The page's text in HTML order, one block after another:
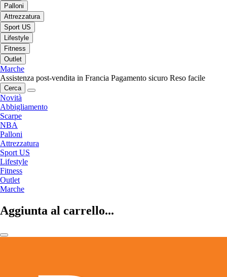
Palloni
Attrezzatura
Sport US
Lifestyle
Fitness
Outlet
Marche
Assistenza post-vendita in Francia Pagamento sicuro Reso facile
Cerca
Novità
Abbigliamento
Scarpe
NBA
Palloni
Attrezzatura
Sport US
Lifestyle
Fitness
Outlet
Marche
Aggiunta al carrello...